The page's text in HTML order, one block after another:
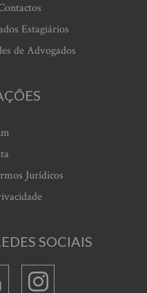
Estagiários
de Advogados
Jurídicos
SOCIAIS